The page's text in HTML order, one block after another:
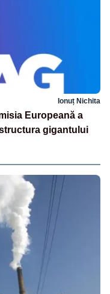
Ionuț Nichita
Europeană a
gigantului